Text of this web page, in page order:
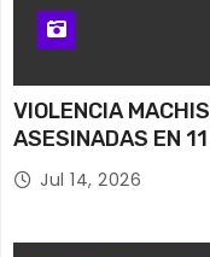
VIOLENCIA
ASESINADAS EN
Jul 14, 2026